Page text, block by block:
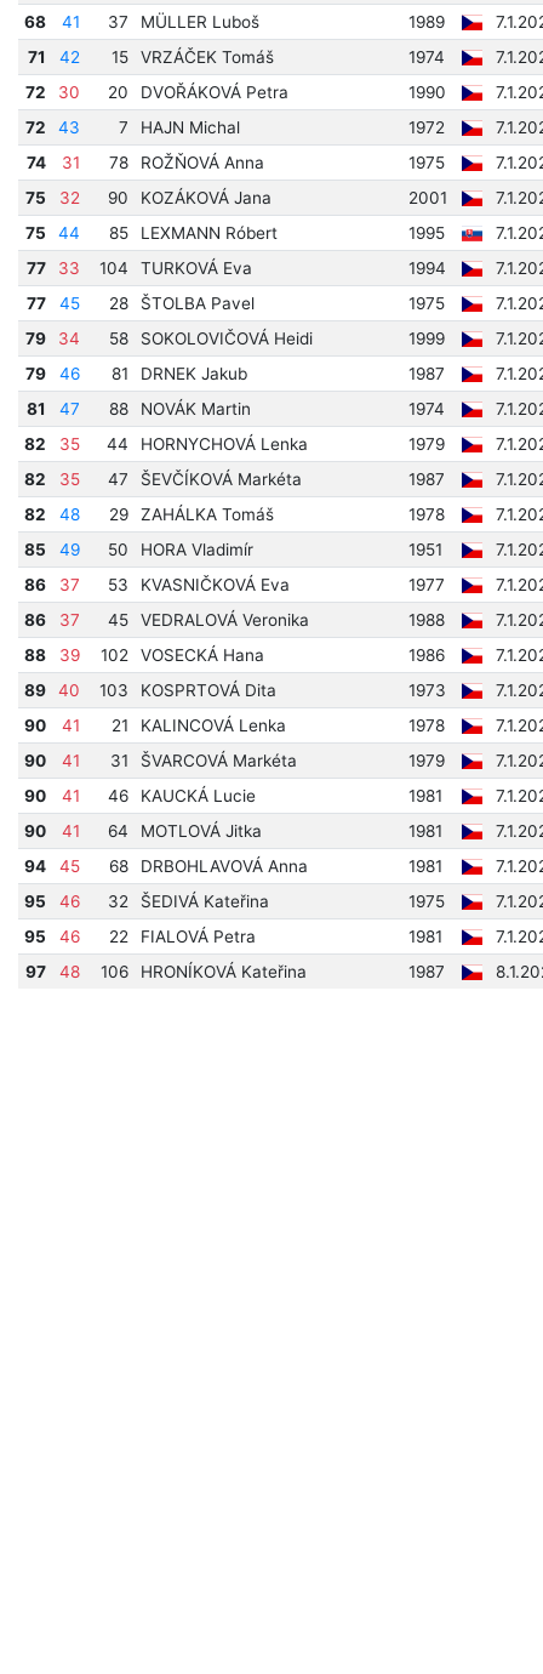
68 41 37 MÜLLER Luboš 1989
71
42 15 VRZÁČEK Tomáš 1974
72
30 20 DVOŘÁKOVÁ Petra 1990
72
43 7 HAJN Michal 1972
74
31 78 ROŽŇOVÁ Anna 1975
75
32 90 KOZÁKOVÁ Jana 2001
75
44 85 LEXMANN Róbert 1995
77
33 104 TURKOVÁ Eva 1994
77
45 28 ŠTOLBA Pavel 1975
79
34 58 SOKOLOVIČOVÁ Heidi 1999
79
46 81 DRNEK Jakub 1987
81
47 88 NOVÁK Martin 1974
82
35 44 HORNYCHOVÁ Lenka 1979
82
35 47 ŠEVČÍKOVÁ Markéta 1987
82
48 29 ZAHÁLKA Tomáš 1978
85
49 50 HORA Vladimír 1951
86
37 53 KVASNIČKOVÁ Eva 1977
86
37 45 VEDRALOVÁ Veronika 1988
88
39 102 VOSECKÁ Hana 1986
89
40 103 KOSPRTOVÁ Dita 1973
90
41 21 KALINCOVÁ Lenka 1978
90
41 31 ŠVARCOVÁ Markéta 1979
90
41 46 KAUCKÁ Lucie 1981
90
41 64 MOTLOVÁ Jitka 1981
94
45 68 DRBOHLAVOVÁ Anna 1981
95
46 32 ŠEDIVÁ Kateřina 1975
95
46 22 FIALOVÁ Petra 1981
97
48 106 HRONÍKOVÁ Kateřina 1987